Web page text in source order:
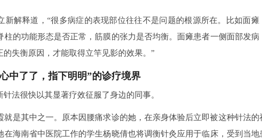
新解释道，“很多病症的表现部位往往不是问题的根源所在。比如面瘫
的功能形态是否正常，筋膜的张力是否均衡。面瘫患者一侧面部发病
失衡原因，才能取得立竿见影的效果。”
中了了，指下明明”的诊疗境界
法很快以其显著疗效征服了身边的同事。
是其中之一。原本因腰痛求诊的她，在亲身体验后立即被这种针法的
海南省中医院工作的学生杨晓倩也将调衡针灸应用于临床，受到当地